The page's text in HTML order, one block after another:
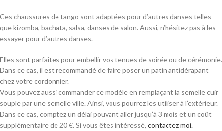
Ces chaussures de tango sont adaptées pour d’autres danses telles
que kizomba, bachata, salsa, danses de salon. Aussi, n’hésitez pas à les
essayer pour d’autres danses.
Elles sont parfaites pour embellir vos tenues de soirée ou de cérémonie.
Dans ce cas, il est recommandé de faire poser un patin antidérapant
chez votre cordonnier.
Vous pouvez aussi commander ce modèle en remplaçant la semelle cuir
souple par une semelle ville. Ainsi, vous pourrez les utiliser à l’extérieur.
Dans ce cas, comptez un délai pouvant aller jusqu’à 3 mois et un coût
supplémentaire de 20 €. Si vous êtes intéressé, contactez moi.